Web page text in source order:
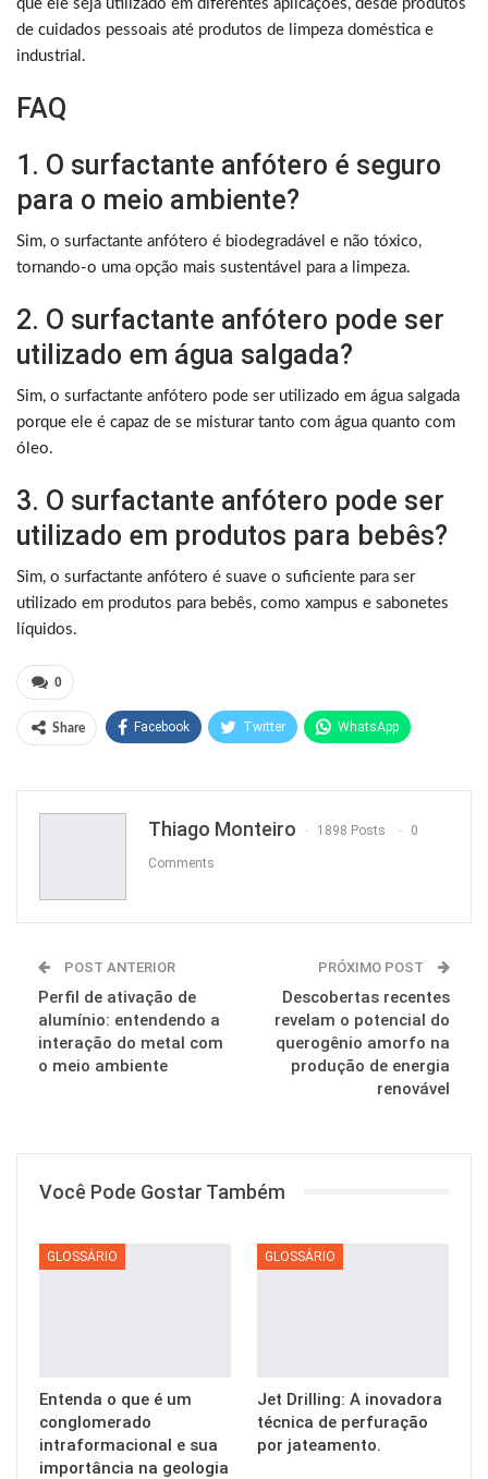
que ele seja utilizado em diferentes aplicações, desde produtos
de cuidados pessoais até produtos de limpeza doméstica e
industrial.
FAQ
1. O surfactante anfótero é seguro
para o meio ambiente?
Sim, o surfactante anfótero é biodegradável e não tóxico,
tornando-o uma opção mais sustentável para a limpeza.
2. O surfactante anfótero pode ser
utilizado em água salgada?
Sim, o surfactante anfótero pode ser utilizado em água salgada
porque ele é capaz de se misturar tanto com água quanto com
óleo.
3. O surfactante anfótero pode ser
utilizado em produtos para bebês?
Sim, o surfactante anfótero é suave o suficiente para ser
utilizado em produtos para bebês, como xampus e sabonetes
líquidos.
0
Share Facebook Twitter WhatsApp
Thiago Monteiro 1898 Posts 0
Comments
POST ANTERIOR
Perfil de ativação de
alumínio: entendendo a
interação do metal com
o meio ambiente
PRÓXIMO POST
Descobertas recentes
revelam o potencial do
querogênio amorfo na
produção de energia
renovável
Você Pode Gostar Também
GLOSSÁRIO
Entenda o que é um
conglomerado
intraformacional e sua
importância na geologia
GLOSSÁRIO
Jet Drilling: A inovadora
técnica de perfuração
por jateamento.